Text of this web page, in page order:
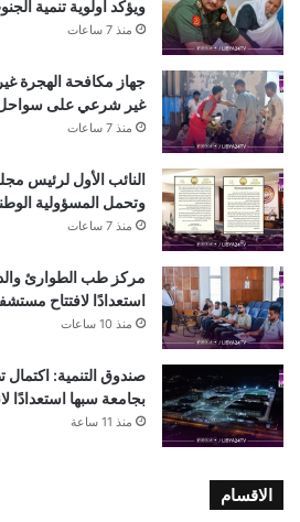
ويؤكد أولوية تنمية
منذ 7 ساعات
غير شرعي على سواحل
منذ 7 ساعات
النائب الأول لرئيس
وتحمل المسؤولية
منذ 7 ساعات
مركز طب الطوارئ
استعدادًا لافتتاح
منذ 10 ساعات
صندوق التنمية:
بجامعة سبها استعدادًا
منذ 11 ساعة
الاقسام